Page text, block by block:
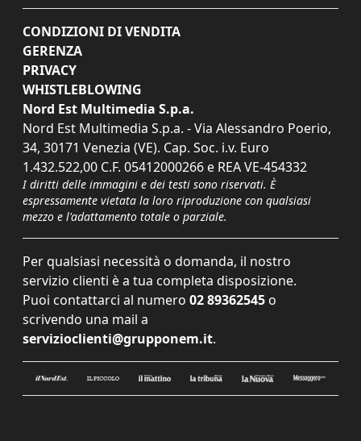
CONDIZIONI DI VENDITA
GERENZA
PRIVACY
WHISTLEBLOWING
Nord Est Multimedia S.p.a.
Nord Est Multimedia S.p.a. - Via Alessandro Poerio,
34, 30171 Venezia (VE). Cap. Soc. i.v. Euro
1.432.522,00 C.F. 05412000266 e REA VE-454332
I diritti delle immagini e dei testi sono riservati. È
espressamente vietata la loro riproduzione con qualsiasi
mezzo e l'adattamento totale o parziale.
Per qualsiasi necessità o domanda, il nostro
servizio clienti è a tua completa disposizione.
Puoi contattarci al numero 02 89362545 o
scrivendo una mail a
servizioclienti@grupponem.it.